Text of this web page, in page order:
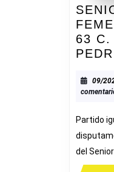
63 C.
09/
Partido
del